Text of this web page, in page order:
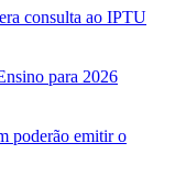
consulta ao IPTU
para 2026
poderão emitir o